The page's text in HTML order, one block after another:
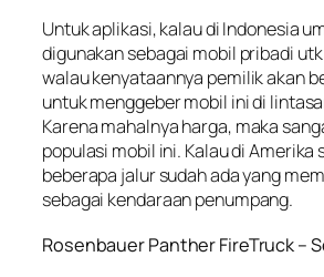
Untuk aplikasi, kalau di Indonesia
digunakan sebagai mobil pribadi utk
walau kenyataannya pemilik akan
untuk menggeber mobil ini di
Karena mahalnya harga, maka
populasi mobil ini. Kalau di Amerika
beberapa jalur sudah ada yang
sebagai kendaraan penumpang.
Rosenbauer Panther FireTruck –